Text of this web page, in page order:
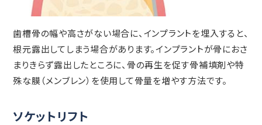
歯槽骨の幅や高さがない場合に、インプラントを埋入すると、
根元露出してしまう場合があります。インプラントが骨におさ
まりきらず露出したところに、骨の再生を促す骨補填剤や特
殊な膜（メンブレン）を使用して骨量を増やす方法です。
ソケットリフト